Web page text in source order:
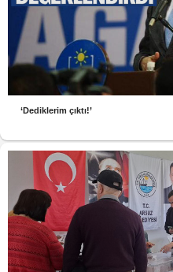
‘Dediklerim çıktı!’